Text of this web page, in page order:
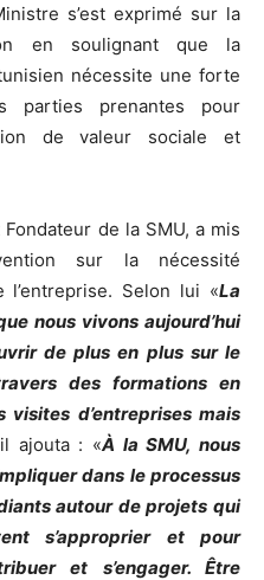
s’est exprimé sur la
en soulignant que la
nécessite une forte
parties prenantes pour
de valeur sociale et
de la SMU, a mis
sur la nécessité
l’entreprise. Selon lui «La
nous vivons aujourd’hui
de plus en plus sur le
des formations en
d’entreprises mais
ajouta : «À la SMU, nous
dans le processus
autour de projets qui
s’approprier et pour
et s’engager. Être